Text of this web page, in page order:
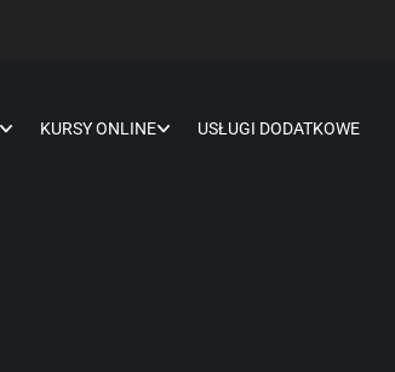
KURSY ONLINE USŁUGI DODATKOWE